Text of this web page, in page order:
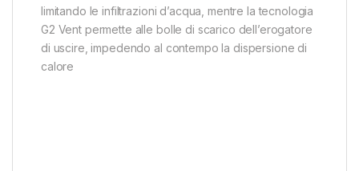
limitando le infiltrazioni d’acqua, mentre la tecnologia
G2 Vent permette alle bolle di scarico dell’erogatore
di uscire, impedendo al contempo la dispersione di
calore